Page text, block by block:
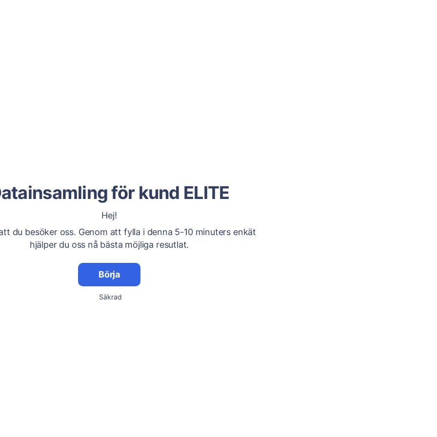
för kund ELITE
Hej!
du besöker oss. Genom att fylla i denna 5-10 minuters enkät
hjälper du oss nå bästa möjliga resutlat.
Börja
Säkrad